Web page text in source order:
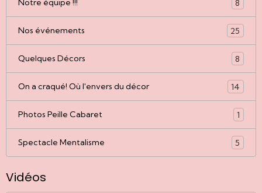
Notre équipe !!! 8
Nos événements 25
Quelques Décors 8
On a craqué! Où l'envers du décor 14
Photos Peille Cabaret 1
Spectacle Mentalisme 5
Vidéos